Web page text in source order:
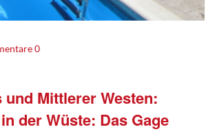
0
und Mittlerer Westen:
der Wüste: Das Gage